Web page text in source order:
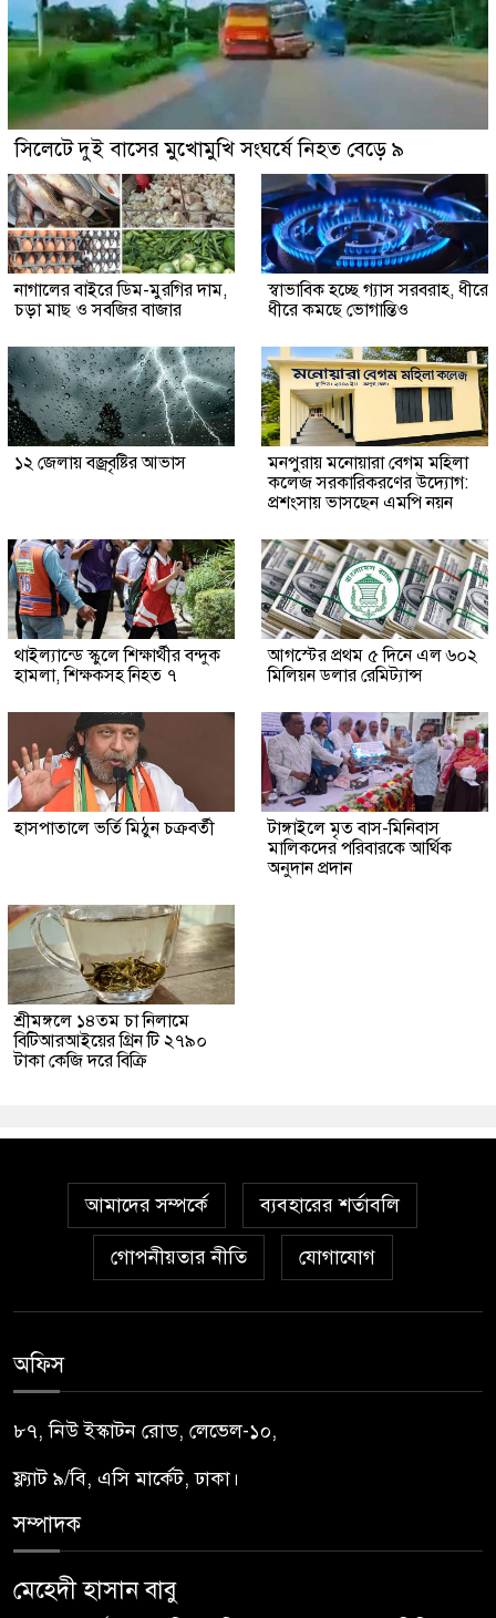
সিলেটে দুই বাসের মুখোমুখি সংঘর্ষে নিহত বেড়ে ৯
নাগালের বাইরে ডিম-মুরগির দাম,
চড়া মাছ ও সবজির বাজার
স্বাভাবিক হচ্ছে গ্যাস সরবরাহ, ধীরে
ধীরে কমছে ভোগান্তিও
১২ জেলায় বজ্রবৃষ্টির আভাস
মনপুরায় মনোয়ারা বেগম মহিলা
কলেজ সরকারিকরণের উদ্যোগ:
প্রশংসায় ভাসছেন এমপি নয়ন
থাইল্যান্ডে স্কুলে শিক্ষার্থীর বন্দুক
হামলা, শিক্ষকসহ নিহত ৭
আগস্টের প্রথম ৫ দিনে এল ৬০২
মিলিয়ন ডলার রেমিট্যান্স
হাসপাতালে ভর্তি মিঠুন চক্রবর্তী
টাঙ্গাইলে মৃত বাস-মিনিবাস
মালিকদের পরিবারকে আর্থিক
অনুদান প্রদান
শ্রীমঙ্গলে ১৪তম চা নিলামে
বিটিআরআইয়ের গ্রিন টি ২৭৯০
টাকা কেজি দরে বিক্রি
আমাদের সম্পর্কে ব্যবহারের শর্তাবলি
গোপনীয়তার নীতি যোগাযোগ
অফিস
৮৭, নিউ ইস্কাটন রোড, লেভেল-১০,
ফ্ল্যাট ৯/বি, এসি মার্কেট, ঢাকা।
সম্পাদক
মেহেদী হাসান বাবু